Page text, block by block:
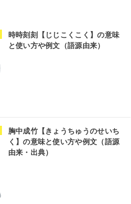
時時刻刻【じじこくこく】の意味
と使い方や例文（語源由来）
胸中成竹【きょうちゅうのせいち
く】の意味と使い方や例文（語源
由来・出典）